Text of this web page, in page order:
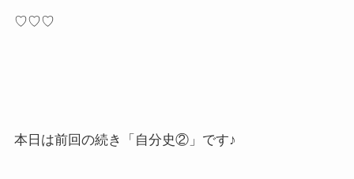
♡♡♡
本日は前回の続き「自分史②」です♪